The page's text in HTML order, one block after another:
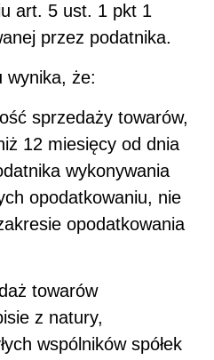
art. 5 ust. 1 pkt 1
przez podatnika.
wynika, że:
sprzedaży towarów,
12 miesięcy od dnia
wykonywania
opodatkowaniu, nie
opodatkowania
towarów
z natury,
wspólników spółek